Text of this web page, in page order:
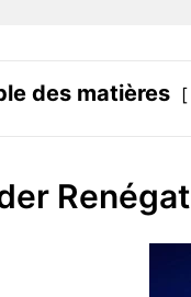
des matières
Renégat